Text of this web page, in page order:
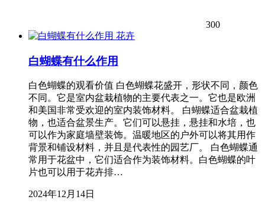
300
花卉
白蝴蝶有什么作用
白色蝴蝶的观看价值 白色蝴蝶花盛开，形状不同，颜色
不同。它是室内盆栽植物的主要代表之一。它也是欧洲
和美国非常受欢迎的室内装饰材料。 白蝴蝶适合盆栽植
物，也适合盆景生产。它们可以悬挂，悬挂和水培，也
可以作为家庭墙壁装饰。温暖地区的户外可以将其用作
背景和铺设材料，并且是代表性的园艺厂。 白色蝴蝶通
常用于花盆中，它们适合作为装饰材料。白色蝴蝶的叶
片也可以用于花卉排…
2024年12月14日